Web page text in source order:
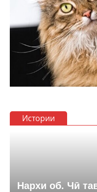
Истории
Нархи об. Чӣ